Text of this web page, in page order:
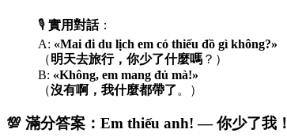
🎙️ 實用對話：
A: «Mai đi du lịch em có thiếu đồ gì không?»
（明天去旅行，你少了什麼嗎 ？）
B: «Không, em mang đủ mà!»
（沒有啊，我什麼都帶了。）
💯 滿分答案：Em thiếu anh! — 你少了我！